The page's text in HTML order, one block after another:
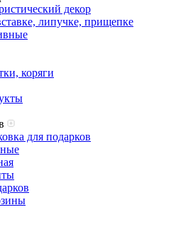
декор
липучке, прищепке
коряги
для подарков